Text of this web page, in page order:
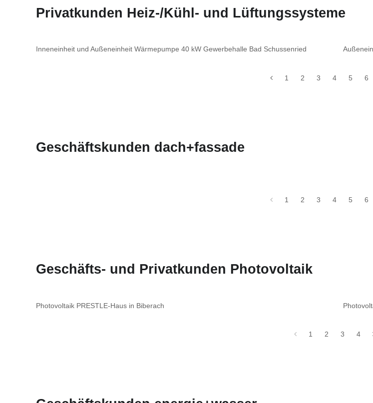
Privatkunden Heiz-/Kühl- und Lüftungssysteme
Inneneinheit und Außeneinheit Wärmepumpe 40 kW Gewerbehalle Bad Schussenried
1 2 3 4 5 6
Geschäftskunden dach+fassade
1 2 3 4 5 6
Geschäfts- und Privatkunden Photovoltaik
Photovoltaik PRESTLE-Haus in Biberach
1 2 3 4